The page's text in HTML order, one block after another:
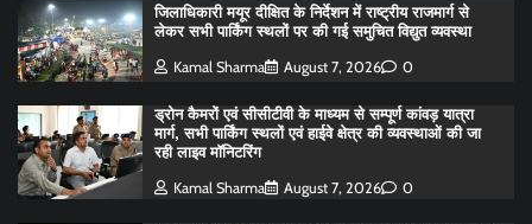
जिलाधिकारी मयूर दीक्षित के निर्देशन में राष्ट्रीय राजमार्ग से
लेकर सभी पार्किंग स्थलों पर की गई समुचित विद्युत व्यवस्था
Kamal Sharma August 7, 2026 0
ड्रोन कैमरों एवं सीसीटीवी के माध्यम से सम्पूर्ण कांवड़ यात्रा
मार्ग, सभी पार्किंग स्थलों एवं हाईवे क्षेत्र की व्यवस्थाओं की जा
रही लाइव मॉनिटरिंग
Kamal Sharma August 7, 2026 0